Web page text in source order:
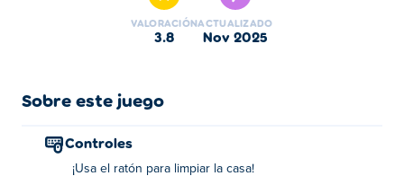
VALORACIÓN
3.8
ACTUALIZADO
nov 2025
Sobre este juego
Controles
¡Usa el ratón para limpiar la casa!